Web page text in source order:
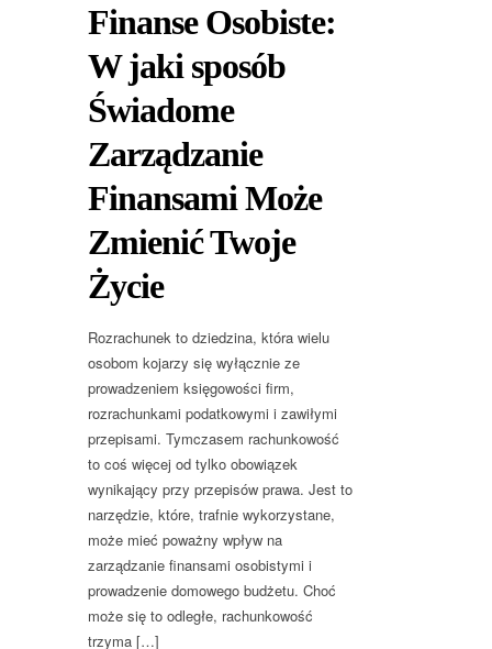
Finanse Osobiste:
W jaki sposób
Świadome
Zarządzanie
Finansami Może
Zmienić Twoje
Życie
Rozrachunek to dziedzina, która wielu
osobom kojarzy się wyłącznie ze
prowadzeniem księgowości firm,
rozrachunkami podatkowymi i zawiłymi
przepisami. Tymczasem rachunkowość
to coś więcej od tylko obowiązek
wynikający przy przepisów prawa. Jest to
narzędzie, które, trafnie wykorzystane,
może mieć poważny wpływ na
zarządzanie finansami osobistymi i
prowadzenie domowego budżetu. Choć
może się to odległe, rachunkowość
trzyma […]